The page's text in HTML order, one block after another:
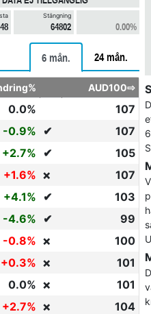
Stängning
64802 0.00%
6 mån. 24 mån.
AUD100⇨
0.0%
107
-0.9% ✔
107
+2.7% ✔
105
+1.6% ❌
107
+4.1% ✔
103
-4.6% ✔
99
-0.8% ❌
100
+0.3% ❌
101
0.0% ❌
101
+2.7% ❌
104